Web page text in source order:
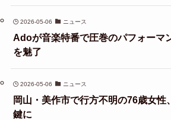
2026-05-06 ニュース
Adoが音楽特番で圧巻のパフォーマ
を魅了
2026-05-06 ニュース
岡山・美作市で行方不明の76歳女性
鍵に